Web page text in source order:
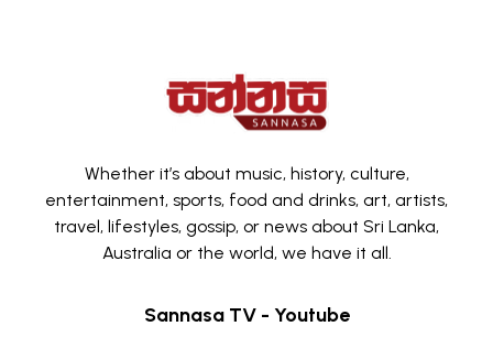
Whether it’s about music, history, culture,
entertainment, sports, food and drinks, art, artists,
travel, lifestyles, gossip, or news about Sri Lanka,
Australia or the world, we have it all.
Sannasa TV - Youtube